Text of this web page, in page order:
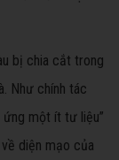
bị chia cắt trong
Như chính tác
ứng một ít tư liệu”
diện mạo của